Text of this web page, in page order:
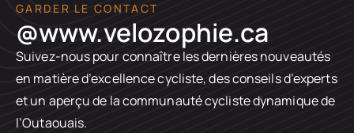
GARDER LE CONTACT
@www.velozophie.ca​
Suivez-nous pour connaître les dernières nouveautés
en matière d’excellence cycliste, des conseils d’experts
et un aperçu de la communauté cycliste dynamique de
l’Outaouais.